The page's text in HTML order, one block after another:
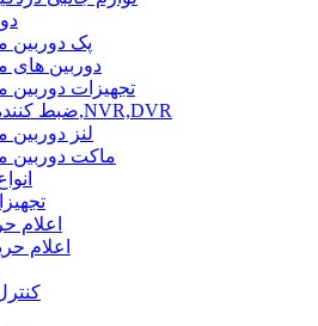
پک دوربین
دوربین های
تجهیزات دوربین
ضبط کننده تصاویر,NVR,DVR
لنز دوربین
ماکت دوربین
اعلام
اعلام